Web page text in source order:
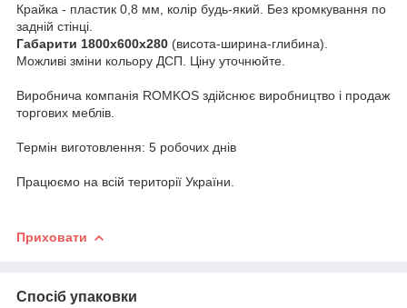
Крайка - пластик 0,8 мм, колір будь-який. Без кромкування по
задній стінці.
Габарити 1800х600х280 (висота-ширина-глибина).
Можливі зміни кольору ДСП. Ціну уточнюйте.
Виробнича компанія ROMKOS здійснює виробництво і продаж
торгових меблів.
Термін виготовлення: 5 робочих днів
Працюємо на всій території України.
Приховати
Спосіб упаковки